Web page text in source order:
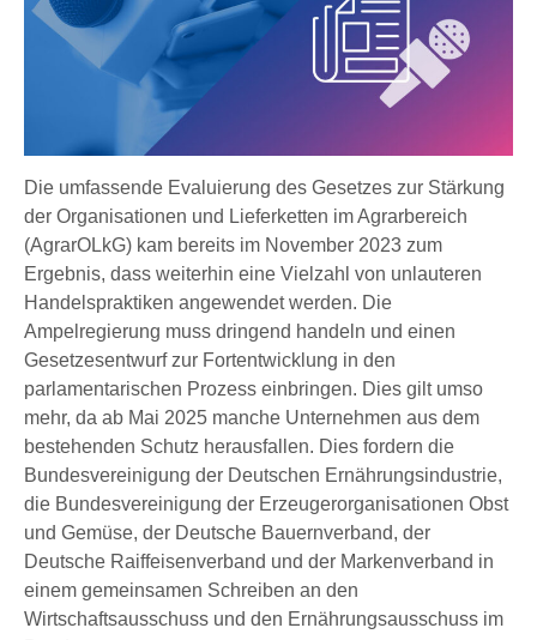
Die umfassende Evaluierung des Gesetzes zur Stärkung
der Organisationen und Lieferketten im Agrarbereich
(AgrarOLkG) kam bereits im November 2023 zum
Ergebnis, dass weiterhin eine Vielzahl von unlauteren
Handelspraktiken angewendet werden. Die
Ampelregierung muss dringend handeln und einen
Gesetzesentwurf zur Fortentwicklung in den
parlamentarischen Prozess einbringen. Dies gilt umso
mehr, da ab Mai 2025 manche Unternehmen aus dem
bestehenden Schutz herausfallen. Dies fordern die
Bundesvereinigung der Deutschen Ernährungsindustrie,
die Bundesvereinigung der Erzeugerorganisationen Obst
und Gemüse, der Deutsche Bauernverband, der
Deutsche Raiffeisenverband und der Markenverband in
einem gemeinsamen Schreiben an den
Wirtschaftsausschuss und den Ernährungsausschuss im